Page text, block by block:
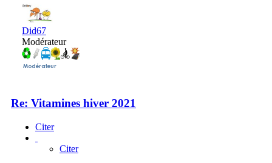
Did67
Modérateur
Re: Vitamines hiver 2021
Citer
Citer